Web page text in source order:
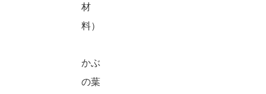
材
料）
かぶ
の葉